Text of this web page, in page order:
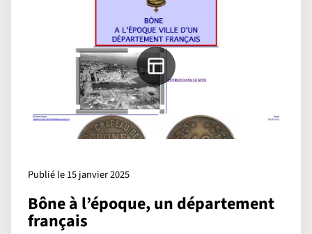
Publié le 15 janvier 2025
Bône à l’époque, un département
français